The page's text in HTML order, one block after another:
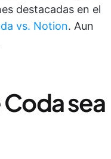
destacadas en el
vs. Notion. Aun
sea